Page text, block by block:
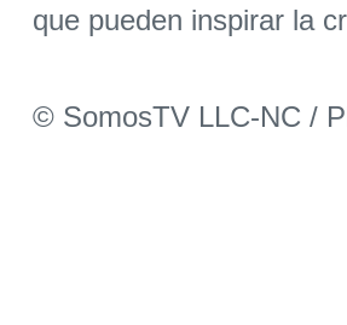
que pueden inspirar la
© SomosTV LLC-NC /